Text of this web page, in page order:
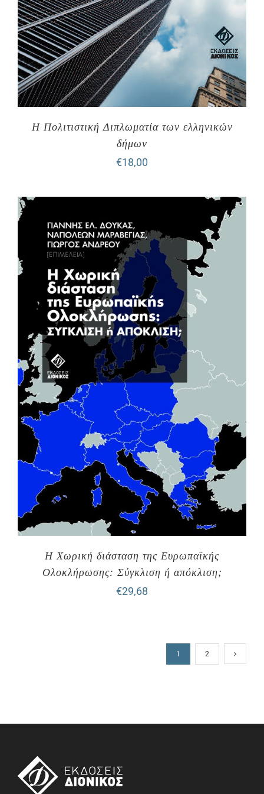
Η Πολιτιστική Διπλωματία των ελληνικών
δήμων
€18,00
Η Χωρική διάσταση της Ευρωπαϊκής
Ολοκλήρωσης: Σύγκλιση ή απόκλιση;
€29,68
1 2